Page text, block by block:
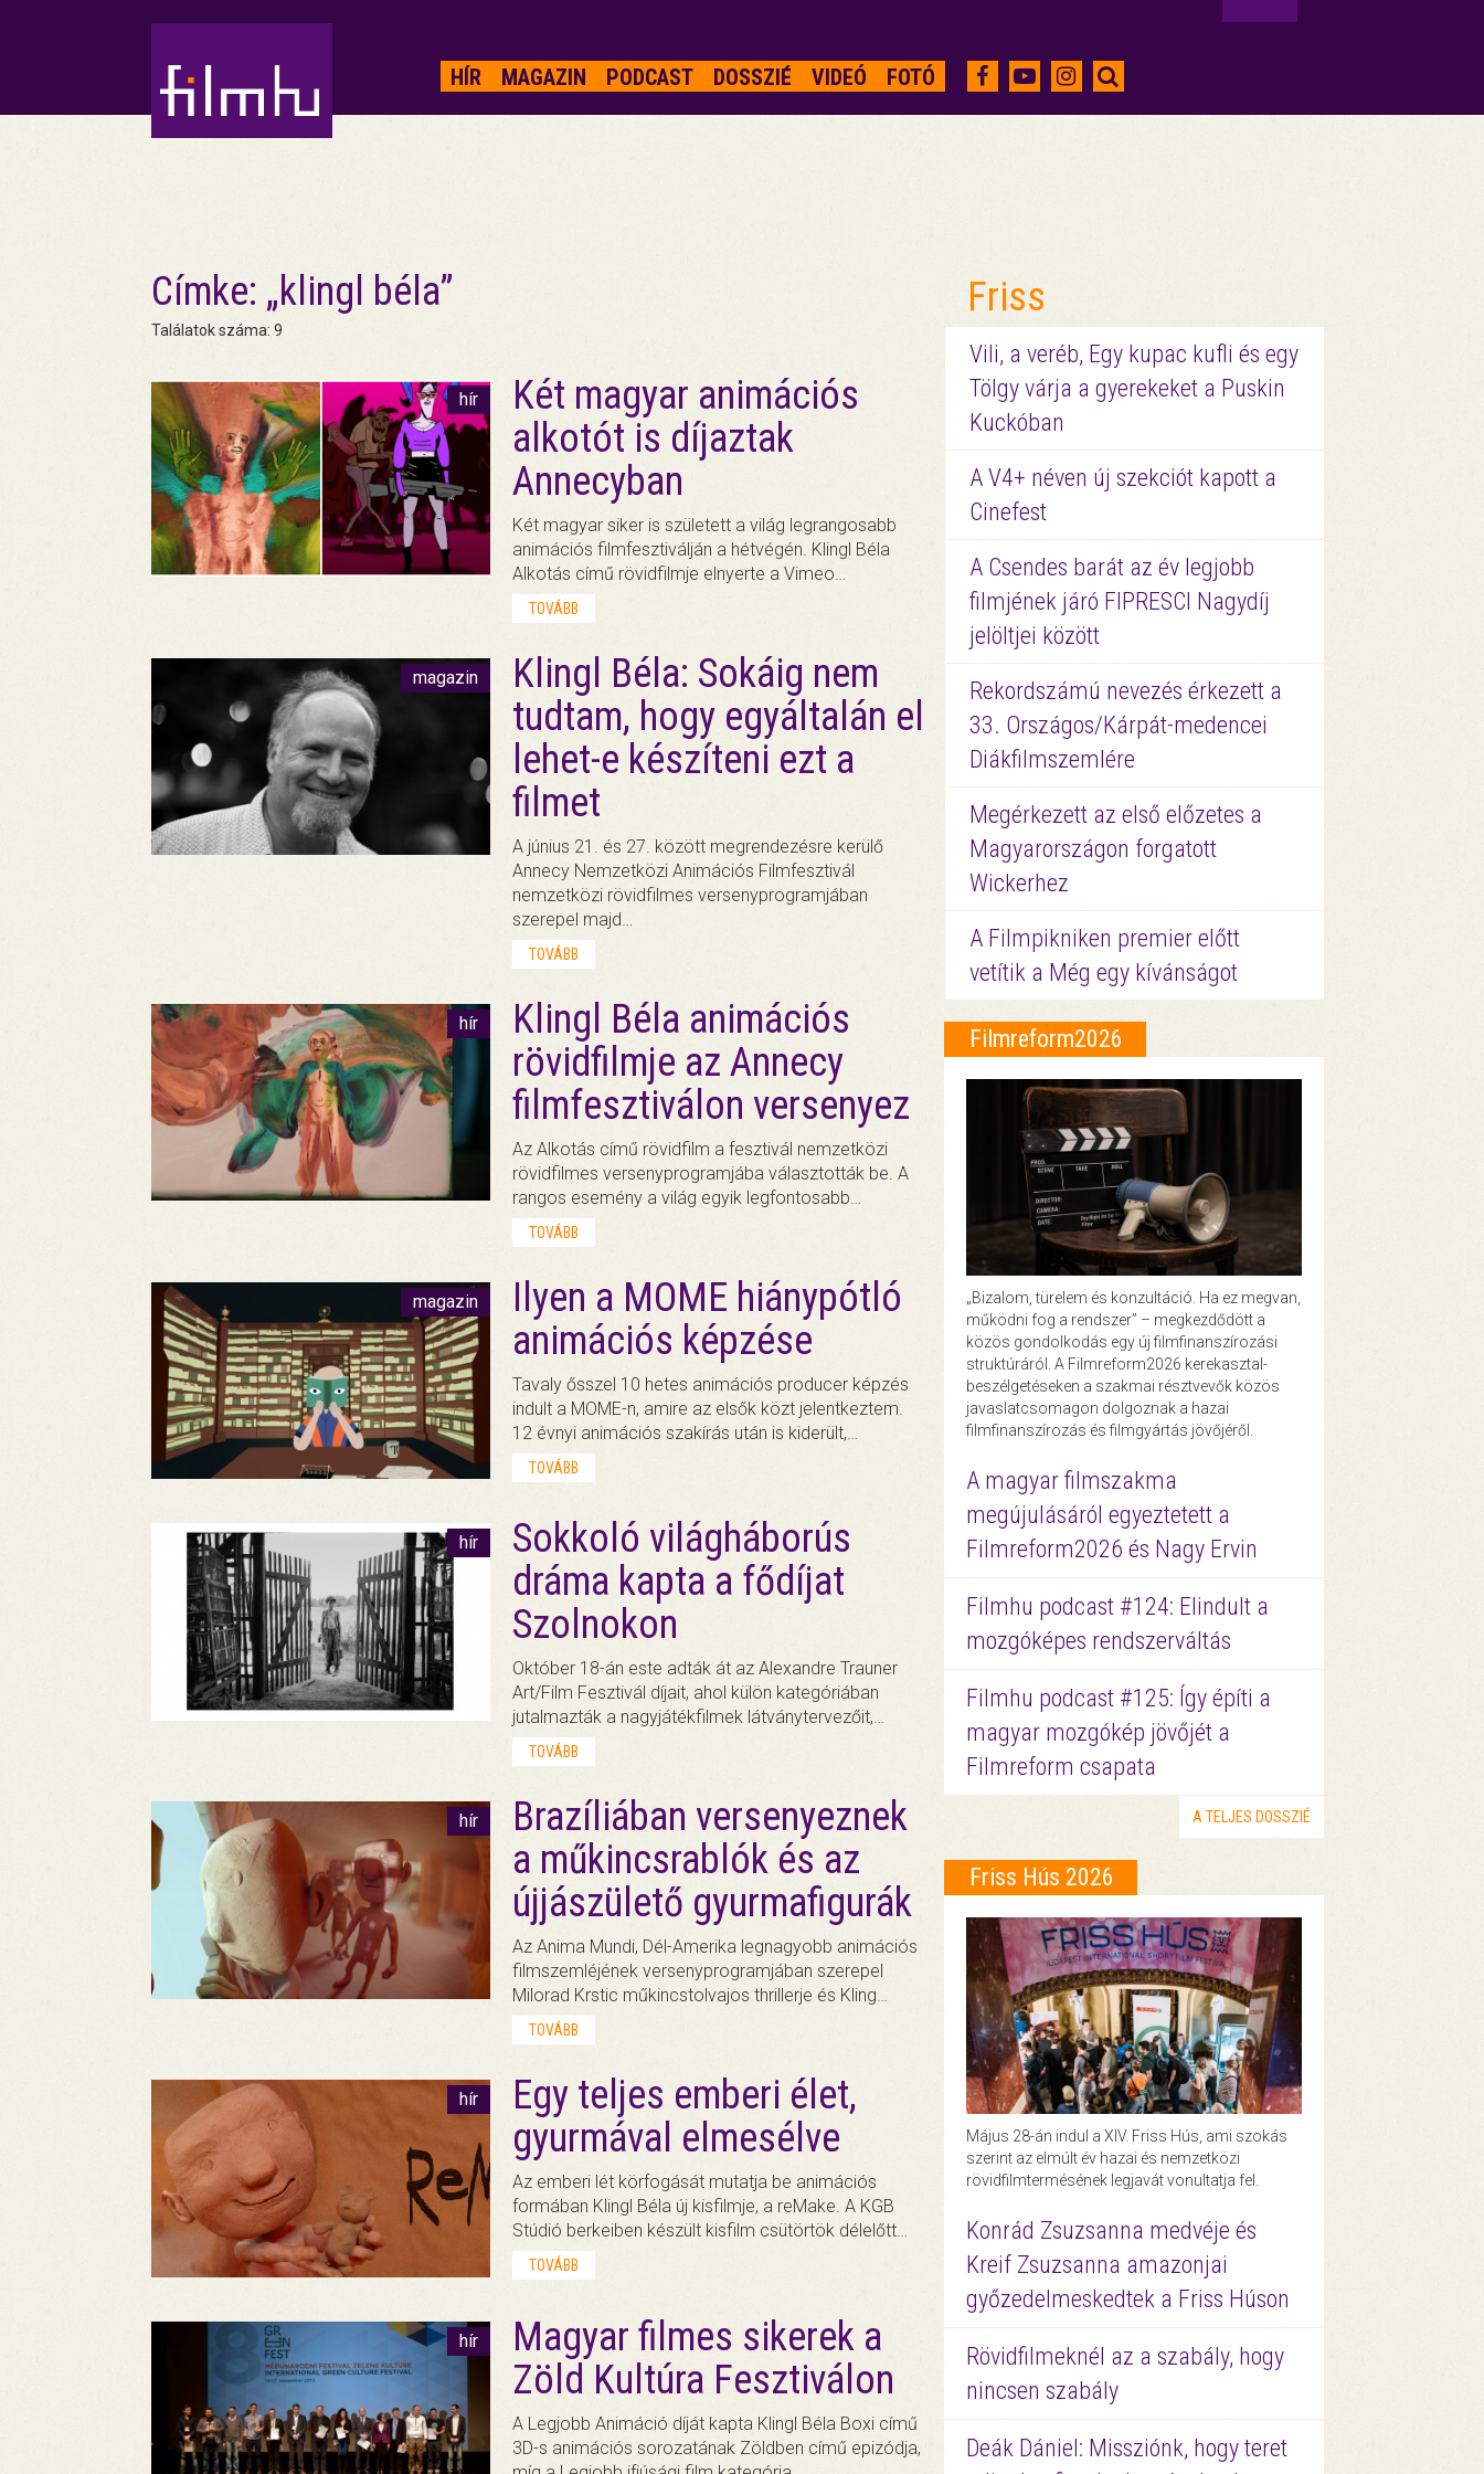
HÍR MAGAZIN PODCAST DOSSZIÉ VIDEÓ FOTÓ
Címke: „klingl béla”
Találatok száma: 9
hír
Két magyar animációs
alkotót is díjaztak
Annecyban
Két magyar siker is született a világ legrangosabb
animációs filmfesztiválján a hétvégén. Klingl Béla
Alkotás című rövidfilmje elnyerte a Vimeo…
TOVÁBB
magazin
Klingl Béla: Sokáig nem
tudtam, hogy egyáltalán el
lehet-e készíteni ezt a
filmet
A június 21. és 27. között megrendezésre kerülő
Annecy Nemzetközi Animációs Filmfesztivál
nemzetközi rövidfilmes versenyprogramjában
szerepel majd…
TOVÁBB
hír
Klingl Béla animációs
rövidfilmje az Annecy
filmfesztiválon versenyez
Az Alkotás című rövidfilm a fesztivál nemzetközi
rövidfilmes versenyprogramjába választották be. A
rangos esemény a világ egyik legfontosabb…
TOVÁBB
magazin
Ilyen a MOME hiánypótló
animációs képzése
Tavaly ősszel 10 hetes animációs producer képzés
indult a MOME-n, amire az elsők közt jelentkeztem.
12 évnyi animációs szakírás után is kiderült,…
TOVÁBB
hír
Sokkoló világháborús
dráma kapta a fődíjat
Szolnokon
Október 18-án este adták át az Alexandre Trauner
Art/Film Fesztivál díjait, ahol külön kategóriában
jutalmazták a nagyjátékfilmek látványtervezőit,…
TOVÁBB
hír
Brazíliában versenyeznek
a műkincsrablók és az
újjászülető gyurmafigurák
Az Anima Mundi, Dél-Amerika legnagyobb animációs
filmszemléjének versenyprogramjában szerepel
Milorad Krstic műkincstolvajos thrillerje és Kling…
TOVÁBB
hír
Egy teljes emberi élet,
gyurmával elmesélve
Az emberi lét körfogását mutatja be animációs
formában Klingl Béla új kisfilmje, a reMake. A KGB
Stúdió berkeiben készült kisfilm csütörtök délelőtt…
TOVÁBB
hír
Magyar filmes sikerek a
Zöld Kultúra Fesztiválon
A Legjobb Animáció díját kapta Klingl Béla Boxi című
3D-s animációs sorozatának Zöldben című epizódja,
Friss
Vili, a veréb, Egy kupac kufli és egy
Tölgy várja a gyerekeket a Puskin
Kuckóban
A V4+ néven új szekciót kapott a
Cinefest
A Csendes barát az év legjobb
filmjének járó FIPRESCI Nagydíj
jelöltjei között
Rekordszámú nevezés érkezett a
33. Országos/Kárpát-medencei
Diákfilmszemlére
Megérkezett az első előzetes a
Magyarországon forgatott
Wickerhez
A Filmpikniken premier előtt
vetítik a Még egy kívánságot
Filmreform2026
„Bizalom, türelem és konzultáció. Ha ez megvan,
működni fog a rendszer” – megkezdődött a
közös gondolkodás egy új filmfinanszírozási
struktúráról. A Filmreform2026 kerekasztal-
beszélgetéseken a szakmai résztvevők közös
javaslatcsomagon dolgoznak a hazai
filmfinanszírozás és filmgyártás jövőjéről.
A magyar filmszakma
megújulásáról egyeztetett a
Filmreform2026 és Nagy Ervin
Filmhu podcast #124: Elindult a
mozgóképes rendszerváltás
Filmhu podcast #125: Így építi a
magyar mozgókép jövőjét a
Filmreform csapata
A TELJES DOSSZIÉ
Friss Hús 2026
Május 28-án indul a XIV. Friss Hús, ami szokás
szerint az elmúlt év hazai és nemzetközi
rövidfilmtermésének legjavát vonultatja fel.
Konrád Zsuzsanna medvéje és
Kreif Zsuzsanna amazonjai
győzedelmeskedtek a Friss Húson
Rövidfilmeknél az a szabály, hogy
nincsen szabály
Deák Dániel: Missziónk, hogy teret